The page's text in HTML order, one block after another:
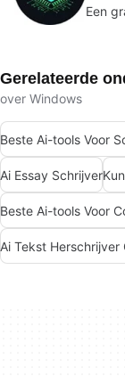
Een
Gerelateerde
over Windows
Beste Ai-tools Voor
Ai Essay Schrijver
Beste Ai-tools Voor
Ai Tekst Herschrijver